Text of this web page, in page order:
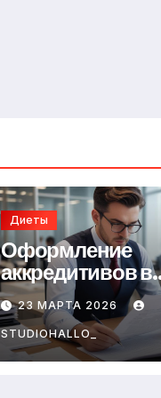
Диеты
Оформление
аккредитивов в
международной
торговле
23 МАРТА 2026
STUDIOHALLO_